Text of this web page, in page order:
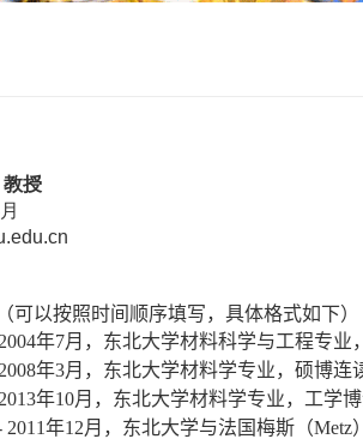
授
月
可以按照时间顺序填写，具体格式如下）
年7月，东北大学材料科学与工程专业
年3月，东北大学材料学专业，硕博连
年10月，东北大学材料学专业，工学
2011年12月，东北大学与法国梅斯（Metz